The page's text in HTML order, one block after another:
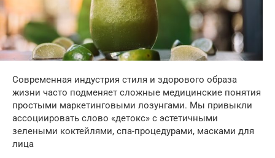
Современная индустрия стиля и здорового образа
жизни часто подменяет сложные медицинские понятия
простыми маркетинговыми лозунгами. Мы привыкли
ассоциировать слово «детокс» с эстетичными
зелеными коктейлями, спа-процедурами, масками для
лица